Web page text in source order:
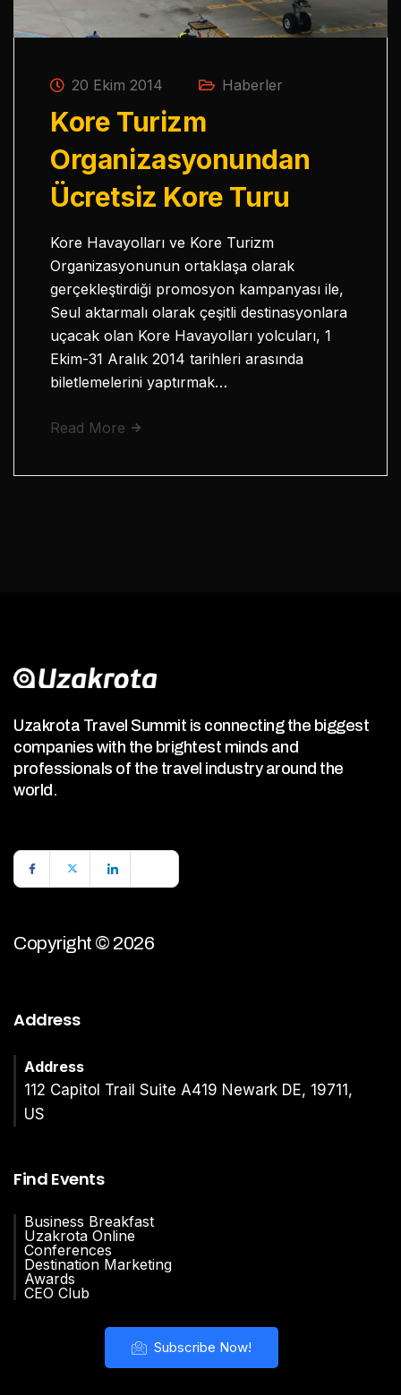
20 Ekim 2014 Haberler
Kore Turizm
Organizasyonundan
Ücretsiz Kore Turu
Kore Havayolları ve Kore Turizm
Organizasyonunun ortaklaşa olarak
gerçekleştirdiği promosyon kampanyası ile,
Seul aktarmalı olarak çeşitli destinasyonlara
uçacak olan Kore Havayolları yolcuları, 1
Ekim-31 Aralık 2014 tarihleri arasında
biletlemelerini yaptırmak…
Read More
Uzakrota Travel Summit is connecting the biggest
companies with the brightest minds and
professionals of the travel industry around the
world.
Copyright © 2026
Address
Address
112 Capitol Trail Suite A419 Newark DE, 19711,
US
Find Events
Business Breakfast
Uzakrota Online
Conferences
Destination Marketing
Awards
CEO Club
Subscribe Now!